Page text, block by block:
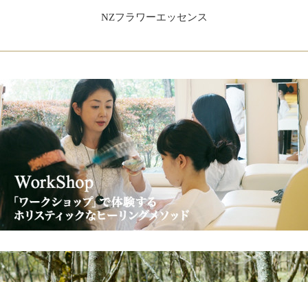
NZフラワーエッセンス